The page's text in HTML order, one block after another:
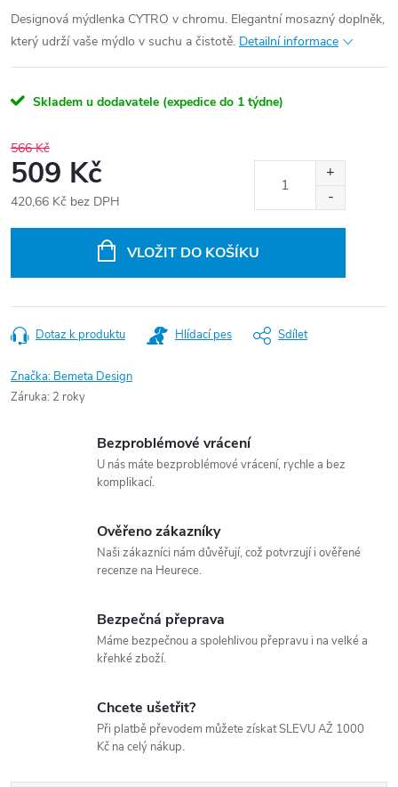
Designová mýdlenka CYTRO v chromu. Elegantní mosazný doplněk,
který udrží vaše mýdlo v suchu a čistotě. Detailní informace
Skladem u dodavatele (expedice do 1 týdne)
566 Kč
509 Kč
420,66 Kč bez DPH
VLOŽIT DO KOŠÍKU
Dotaz k produktu Hlídací pes Sdílet
Značka: Bemeta Design
Záruka: 2 roky
Bezproblémové vrácení
U nás máte bezproblémové vrácení, rychle a bez
komplikací.
Ověřeno zákazníky
Naši zákazníci nám důvěřují, což potvrzují i ověřené
recenze na Heurece.
Bezpečná přeprava
Máme bezpečnou a spolehlivou přepravu i na velké a
křehké zboží.
Chcete ušetřit?
Při platbě převodem můžete získat SLEVU AŽ 1000
Kč na celý nákup.